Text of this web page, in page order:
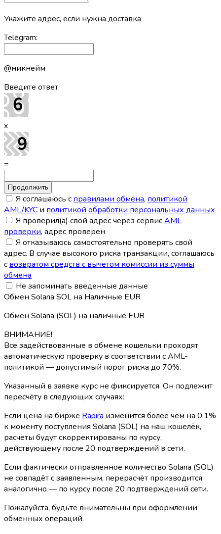
Укажите адрес, если нужна доставка
Telegram:
@никнейм
Введите ответ
x
=
Я соглашаюсь с правилами обмена, политикой
AML/KYC и политикой обработки персональных данных
Я проверил(а) свой адрес через сервисAML
проверки, адрес проверен
Я отказываюсь самостоятельно проверять свой
адрес. В случае высокого риска транзакции, соглашаюсь
с возвратом средств с вычетом комиссии из суммы
обмена
Не запоминать введенные данные
Обмен Solana SOL на Наличные EUR
Обмен Solana (SOL) на наличные EUR
ВНИМАНИЕ!
Все задействованные в обмене кошельки проходят
автоматическую проверку в соответствии с AML-
политикой — допустимый порог риска до 70%.
Указанный в заявке курс не фиксируется. Он подлежит
пересчёту в следующих случаях:
Если цена на бирже Rapira изменится более чем на 0,1%
к моменту поступления Solana (SOL) на наш кошелёк,
расчёты будут скорректированы по курсу,
действующему после 20 подтверждений в сети.
Если фактически отправленное количество Solana (SOL)
не совпадёт с заявленным, перерасчёт производится
аналогично — по курсу после 20 подтверждений сети.
Пожалуйста, будьте внимательны при оформлении
обменных операций.